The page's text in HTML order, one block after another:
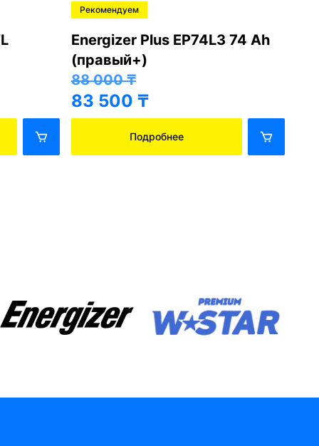
Рекомендуем
Energizer Plus EP74L3 74 Ah
(правый+)
88 000₸
83 500 ₸
Подробнее